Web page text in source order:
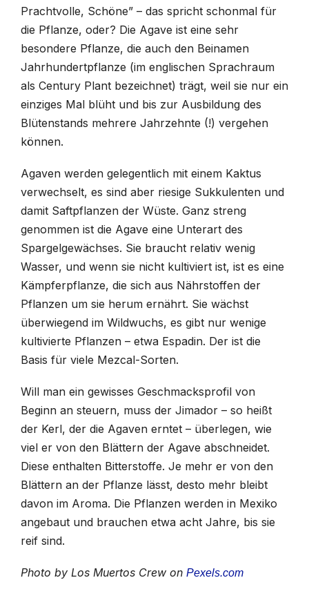
Prachtvolle, Schöne” – das spricht schonmal für
die Pflanze, oder? Die Agave ist eine sehr
besondere Pflanze, die auch den Beinamen
Jahrhundertpflanze (im englischen Sprachraum
als Century Plant bezeichnet) trägt, weil sie nur ein
einziges Mal blüht und bis zur Ausbildung des
Blütenstands mehrere Jahrzehnte (!) vergehen
können.
Agaven werden gelegentlich mit einem Kaktus
verwechselt, es sind aber riesige Sukkulenten und
damit Saftpflanzen der Wüste. Ganz streng
genommen ist die Agave eine Unterart des
Spargelgewächses. Sie braucht relativ wenig
Wasser, und wenn sie nicht kultiviert ist, ist es eine
Kämpferpflanze, die sich aus Nährstoffen der
Pflanzen um sie herum ernährt. Sie wächst
überwiegend im Wildwuchs, es gibt nur wenige
kultivierte Pflanzen – etwa Espadin. Der ist die
Basis für viele Mezcal-Sorten.
Will man ein gewisses Geschmacksprofil von
Beginn an steuern, muss der Jimador – so heißt
der Kerl, der die Agaven erntet – überlegen, wie
viel er von den Blättern der Agave abschneidet.
Diese enthalten Bitterstoffe. Je mehr er von den
Blättern an der Pflanze lässt, desto mehr bleibt
davon im Aroma. Die Pflanzen werden in Mexiko
angebaut und brauchen etwa acht Jahre, bis sie
reif sind.
Photo by Los Muertos Crew on Pexels.com